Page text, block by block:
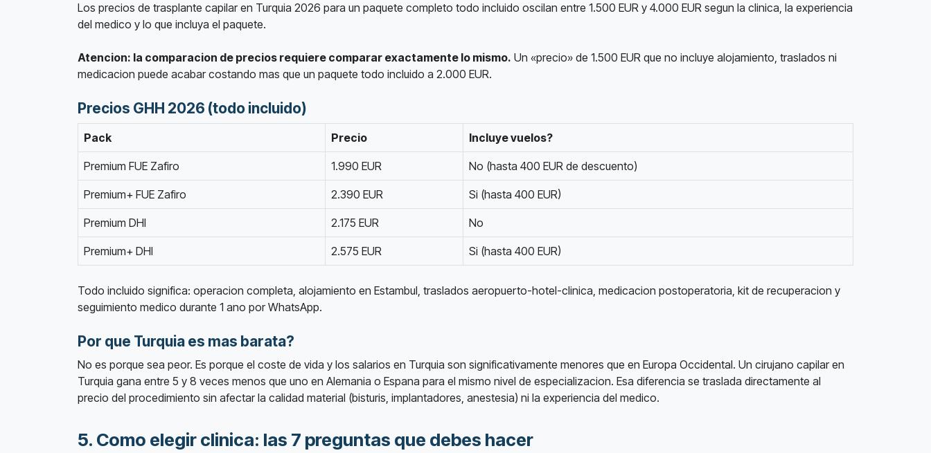
Los precios de trasplante capilar en Turquia 2026 para un paquete completo todo incluido oscilan entre 1.500 EUR y 4.000 EUR segun la clinica, la experiencia
del medico y lo que incluya el paquete.
Atencion: la comparacion de precios requiere comparar exactamente lo mismo. Un «precio» de 1.500 EUR que no incluye alojamiento, traslados ni
medicacion puede acabar costando mas que un paquete todo incluido a 2.000 EUR.
Precios GHH 2026 (todo incluido)
Pack Precio Incluye vuelos?
Premium FUE Zafiro 1.990 EUR No (hasta 400 EUR de descuento)
Premium+ FUE Zafiro 2.390 EUR Si (hasta 400 EUR)
Premium DHI 2.175 EUR No
Premium+ DHI 2.575 EUR Si (hasta 400 EUR)
Todo incluido significa: operacion completa, alojamiento en Estambul, traslados aeropuerto-hotel-clinica, medicacion postoperatoria, kit de recuperacion y
seguimiento medico durante 1 ano por WhatsApp.
Por que Turquia es mas barata?
No es porque sea peor. Es porque el coste de vida y los salarios en Turquia son significativamente menores que en Europa Occidental. Un cirujano capilar en
Turquia gana entre 5 y 8 veces menos que uno en Alemania o Espana para el mismo nivel de especializacion. Esa diferencia se traslada directamente al
precio del procedimiento sin afectar la calidad material (bisturis, implantadores, anestesia) ni la experiencia del medico.
5. Como elegir clinica: las 7 preguntas que debes hacer